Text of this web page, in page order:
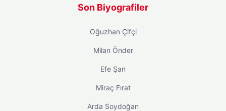
Son Biyografiler
Oğuzhan Çifçi
Milan Önder
Efe Şan
Miraç Fırat
Arda Soydoğan